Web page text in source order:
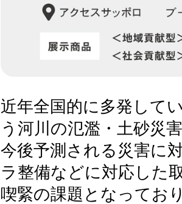
近年全国的に多発して
う河川の氾濫・土砂災
今後予測される災害に
ラ整備などに対応した
喫緊の課題となってお